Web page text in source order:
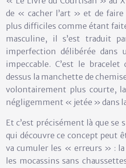
de « cacher l’art » et de faire
plus difficiles comme étant
masculine, il s’est traduit
imperfection délibérée dans
impeccable. C’est le
dessus la manchette de
volontairement plus courte,
négligemment « jetée » dans
Et c’est précisément là que se
qui découvre ce concept peut
va cumuler les « erreurs » : la
les mocassins sans